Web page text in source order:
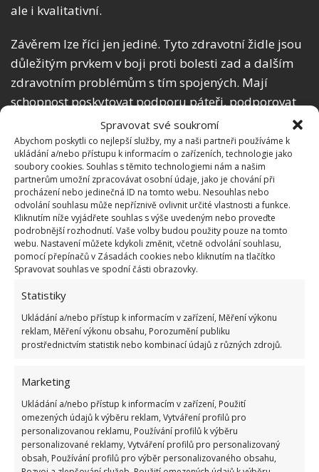
Spravovat své soukromí
Abychom poskytli co nejlepší služby, my a naši partneři používáme k
ukládání a/nebo přístupu k informacím o zařízeních, technologie jako
soubory cookies. Souhlas s těmito technologiemi nám a našim
partnerům umožní zpracovávat osobní údaje, jako je chování při
procházení nebo jedinečná ID na tomto webu. Nesouhlas nebo
odvolání souhlasu může nepříznivě ovlivnit určité vlastnosti a funkce.
Kliknutím níže vyjádřete souhlas s výše uvedeným nebo proveďte
podrobnější rozhodnutí. Vaše volby budou použity pouze na tomto
webu. Nastavení můžete kdykoli změnit, včetně odvolání souhlasu,
pomocí přepínačů v Zásadách cookies nebo kliknutím na tlačítko
Spravovat souhlas ve spodní části obrazovky.
Statistiky
Ukládání a/nebo přístup k informacím v zařízení, Měření výkonu
reklam, Měření výkonu obsahu, Porozumění publiku
prostřednictvím statistik nebo kombinací údajů z různých zdrojů.
Marketing
Ukládání a/nebo přístup k informacím v zařízení, Použití
omezených údajů k výběru reklam, Vytváření profilů pro
personalizovanou reklamu, Používání profilů k výběru
personalizované reklamy, Vytváření profilů pro personalizovaný
obsah, Používání profilů pro výběr personalizovaného obsahu,
ale i kvalitativní.
Závěrem lze říci jen jediné. Tyto zdravotní židle jsou
důležitým prvkem v boji proti bolesti zad a dalším
zdravotním problémům s tím spojených. Mají
schopnost poskytovat podporu páteři, podporovat
správné držení těla a minimalizovat negativní
dopady, které z ustavičného sezení hrozí. Může tak
přispět ke kvalitnímu životu, kde bolest je neznámé
slovo.
KOMENTOVAT
Hana Musilová
redaktorky ji tak nadchla, že se
rozhodla zůstat. Její v...[Více o
autorovi]